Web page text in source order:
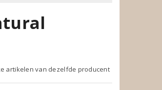
artikelen van dezelfde producent